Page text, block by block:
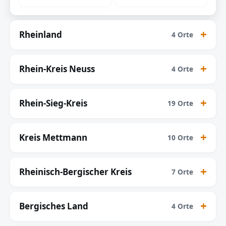
Rheinland 4 Orte
Rhein-Kreis Neuss 4 Orte
Rhein-Sieg-Kreis 19 Orte
Kreis Mettmann 10 Orte
Rheinisch-Bergischer Kreis 7 Orte
Bergisches Land 4 Orte